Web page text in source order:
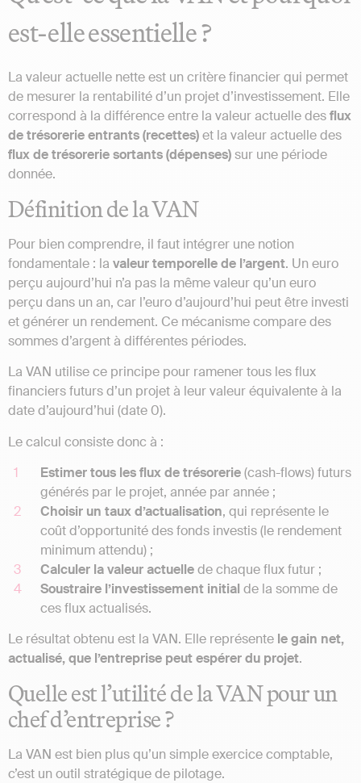
est-elle essentielle ?
La valeur actuelle nette est un critère financier qui permet
de mesurer la rentabilité d’un projet d’investissement. Elle
correspond à la différence entre la valeur actuelle desflux
de trésorerie entrants (recettes)et la valeur actuelle des
flux de trésorerie sortants (dépenses)sur une période
donnée.
Définition de la VAN
Pour bien comprendre, il faut intégrer une notion
fondamentale : la valeur temporelle de l’argent. Un euro
perçu aujourd’hui n’a pas la même valeur qu’un euro
perçu dans un an, car l’euro d’aujourd’hui peut être investi
et générer un rendement. Ce mécanisme compare des
sommes d’argent à différentes périodes.
La VAN utilise ce principe pour ramener tous les flux
financiers futurs d’un projet à leur valeur équivalente à la
date d’aujourd’hui (date 0).
Le calcul consiste donc à :
Estimer tous les flux de trésorerie(cash-flows) futurs
générés par le projet, année par année ;
Choisir un taux d’actualisation, qui représente le
coût d’opportunité des fonds investis (le rendement
minimum attendu) ;
Calculer la valeur actuellede chaque flux futur ;
Soustraire l’investissement initial de la somme de
ces flux actualisés.
Le résultat obtenu est la VAN. Elle représente le gain net,
actualisé, que l’entreprise peut espérer du projet.
Quelle est l’utilité de la VAN pour un
chef d’entreprise ?
La VAN est bien plus qu’un simple exercice comptable,
c’est un outil stratégique de pilotage.